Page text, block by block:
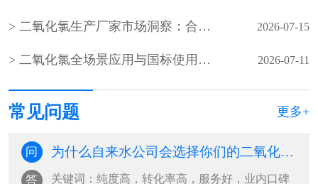
二氧化氯生产厂家市场洞察：合规、稳定、服务成客户核心选择 2026-07-15
二氧化氯全场景应用与国标使用规范（水处理 / 食品 / 医疗 / 养殖） 2026-07-11
常见问题 更多+
问 为什么自来水公司会选择你们的二氧化氯杀菌剂？
答
关键词：纯度高，转化率高，服务好，业内口碑